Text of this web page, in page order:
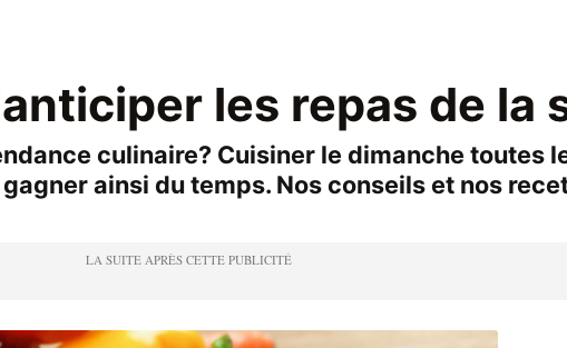
les repas de la
culinaire? Cuisiner le dimanche toutes
ainsi du temps. Nos conseils et nos